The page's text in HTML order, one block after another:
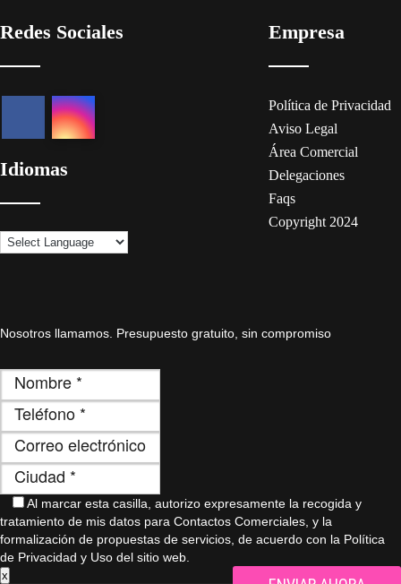
Redes Sociales
Idiomas
Empresa
Política de Privacidad
Aviso Legal
Área Comercial
Delegaciones
Faqs
Copyright 2024
Nosotros llamamos. Presupuesto gratuito, sin compromiso
Al marcar esta casilla, autorizo ​​expresamente la recogida y
tratamiento de mis datos para Contactos Comerciales, y la
formalización de propuestas de servicios, de acuerdo con la Política
de Privacidad y Uso del sitio web.
x